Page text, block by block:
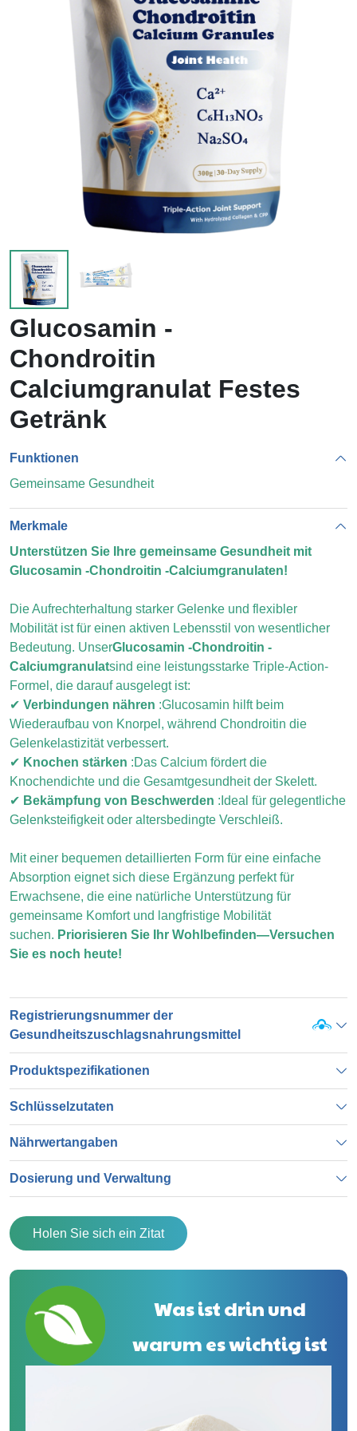
Glucosamin -
Chondroitin
Calciumgranulat Festes
Getränk
Funktionen
Gemeinsame Gesundheit
Merkmale
Unterstützen Sie Ihre gemeinsame Gesundheit mit
Glucosamin -Chondroitin -Calciumgranulaten!
Die Aufrechterhaltung starker Gelenke und flexibler
Mobilität ist für einen aktiven Lebensstil von wesentlicher
Bedeutung. UnserGlucosamin -Chondroitin -
Calciumgranulatsind eine leistungsstarke Triple-Action-
Formel, die darauf ausgelegt ist:
✔ Verbindungen nähren :Glucosamin hilft beim
Wiederaufbau von Knorpel, während Chondroitin die
Gelenkelastizität verbessert.
✔ Knochen stärken :Das Calcium fördert die
Knochendichte und die Gesamtgesundheit der Skelett.
✔ Bekämpfung von Beschwerden : Ideal für gelegentliche
Gelenksteifigkeit oder altersbedingte Verschleiß.
Mit einer bequemen detaillierten Form für eine einfache
Absorption eignet sich diese Ergänzung perfekt für
Erwachsene, die eine natürliche Unterstützung für
gemeinsame Komfort und langfristige Mobilität
suchen. Priorisieren Sie Ihr Wohlbefinden—Versuchen
Sie es noch heute!
Registrierungsnummer der
Gesundheitszuschlagsnahrungsmittel
Produktspezifikationen
Schlüsselzutaten
Nährwertangaben
Dosierung und Verwaltung
Holen Sie sich ein Zitat
Was ist drin und
warum es wichtig ist